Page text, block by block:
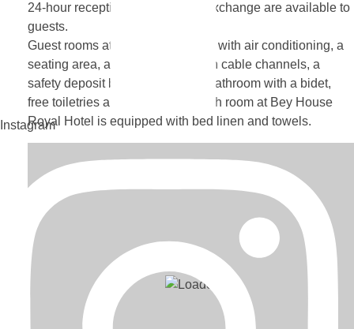
Instagram
24-hour reception and currency exchange are available to
guests.
Guest rooms at the hotel are fitted with air conditioning, a
seating area, a flat-screen TV with cable channels, a
safety deposit box and a private bathroom with a bidet,
free toiletries and a hairdryer. Each room at Bey House
Royal Hotel is equipped with bed linen and towels.